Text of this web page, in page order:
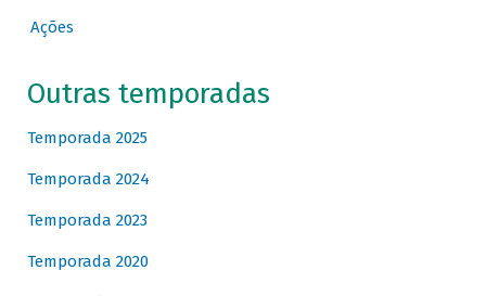
Ações
Outras temporadas
Temporada 2025
Temporada 2024
Temporada 2023
Temporada 2020